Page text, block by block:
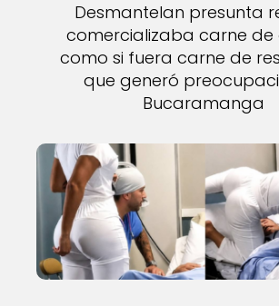
Desmantelan presunta
comercializaba carne
como si fuera carne de
que generó
Bucaramanga